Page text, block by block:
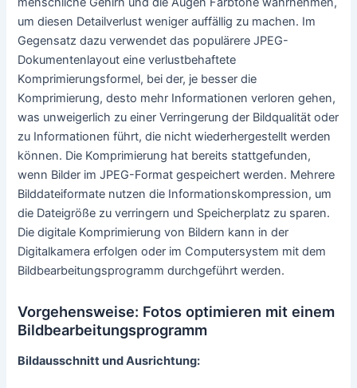
Netzes zeigen. Während diese Strategie das
Informationsmaterial eines Bildes mit einem
Bildbearbeitungsprogramm zu erhöhen kann, gibt es keine
Garantie dafür, dass die hochskalierten Merkmale im
ursprünglichen Bild vorhanden sind, und faltende
neuronale Netzwerke sollten nicht in logischen
Anwendungen mit unklaren Eingaben verwendet werden.
Denn diese Methoden können nicht vorhandene
Bildmerkmale sichtbar machen, welche sie unsicher für
medizinische Anwendungen machen kann.
Kompression digitaler Daten bei der
Fotobearbeitung
Einige Komprimierungsformeln, wie z. B. die für PNG-
verloren, wenn die Datei konserviert wird. Sowohl Kameras
als auch Bildbearbeitungsprogramm ermöglichen es dem
Anwender, den Grad der Komprimierung festzulegen. JPEG
nutzt das Wissen über die Art und Weise, wie das